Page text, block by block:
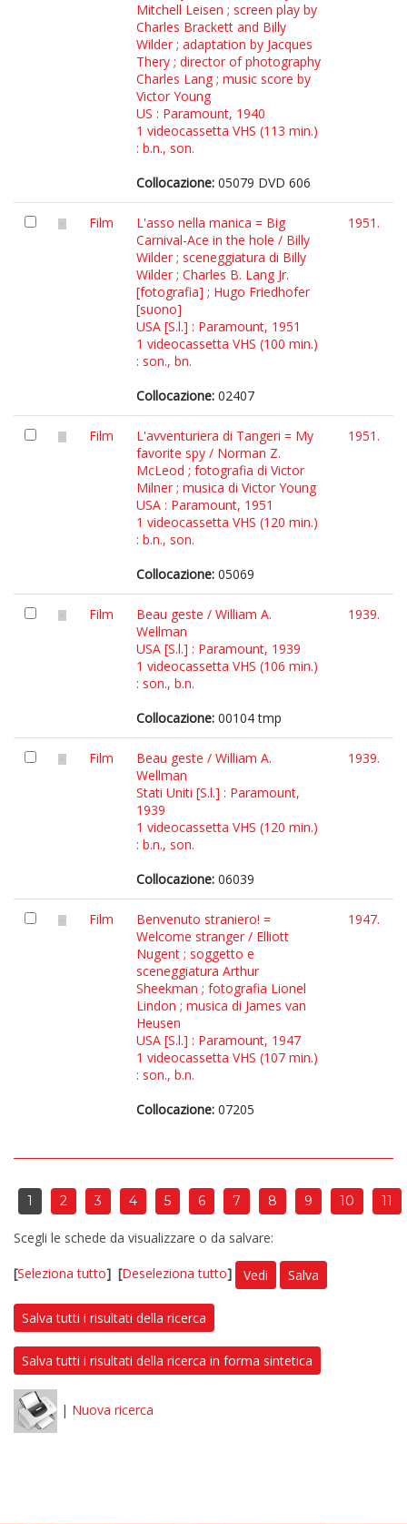
Mitchell Leisen ; screen play by
Charles Brackett and Billy
Wilder ; adaptation by Jacques
Thery ; director of photography
Charles Lang ; music score by
Victor Young
US : Paramount, 1940
1 videocassetta VHS (113 min.)
: b.n., son.
Collocazione: 05079 DVD 606
Film
L'asso nella manica = Big
Carnival-Ace in the hole / Billy
Wilder ; sceneggiatura di Billy
Wilder ; Charles B. Lang Jr.
[fotografia] ; Hugo Friedhofer
[suono]
USA [S.l.] : Paramount, 1951
1 videocassetta VHS (100 min.)
: son., bn.
Collocazione: 02407
1951.
Film
L'avventuriera di Tangeri = My
favorite spy / Norman Z.
McLeod ; fotografia di Victor
Milner ; musica di Victor Young
USA : Paramount, 1951
1 videocassetta VHS (120 min.)
: b.n., son.
Collocazione: 05069
1951.
Film
Beau geste / William A.
Wellman
USA [S.l.] : Paramount, 1939
1 videocassetta VHS (106 min.)
: son., b.n.
Collocazione: 00104 tmp
1939.
Film
Beau geste / William A.
Wellman
Stati Uniti [S.l.] : Paramount,
1939
1 videocassetta VHS (120 min.)
: b.n., son.
Collocazione: 06039
1939.
Film
Benvenuto straniero! =
Welcome stranger / Elliott
Nugent ; soggetto e
sceneggiatura Arthur
Sheekman ; fotografia Lionel
Lindon ; musica di James van
Heusen
USA [S.l.] : Paramount, 1947
1 videocassetta VHS (107 min.)
: son., b.n.
Collocazione: 07205
1947.
1 2 3 4 5 6 7 8 9 10 11
Scegli le schede da visualizzare o da salvare:
[Seleziona tutto] [Deseleziona tutto] Vedi Salva
Salva tutti i risultati della ricerca
Salva tutti i risultati della ricerca in forma sintetica
| Nuova ricerca